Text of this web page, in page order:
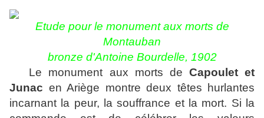
Etude pour le monument aux morts de
Montauban
bronze d'Antoine Bourdelle, 1902
Le monument aux morts de Capoulet et
Junac en Ariège montre deux têtes hurlantes
incarnant la peur, la souffrance et la mort. Si la